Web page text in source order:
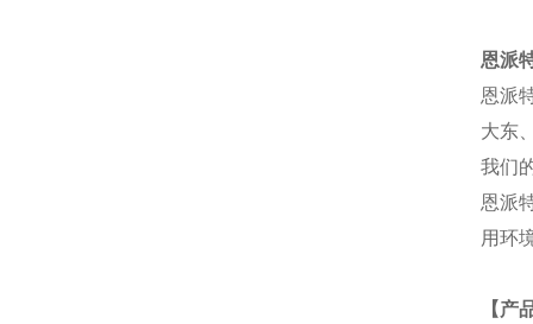
恩派
恩派
大东
我们
恩派
用环
【产